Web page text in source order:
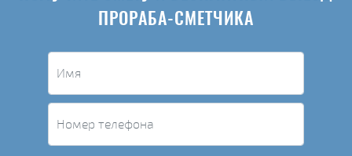
ПРОРАБА-СМЕТЧИКА